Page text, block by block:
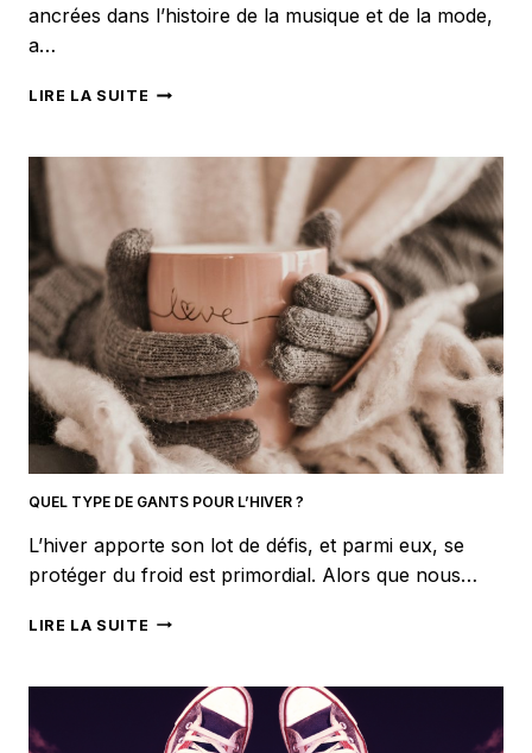
ancrées dans l’histoire de la musique et de la mode,
a…
LIRE LA SUITE COMMENT
ROCK
QUEL TYPE DE GANTS POUR L’HIVER ?
L’hiver apporte son lot de défis, et parmi eux, se
protéger du froid est primordial. Alors que nous…
LIRE LA SUITE QUEL
GANTS
POUR
L’HIVER